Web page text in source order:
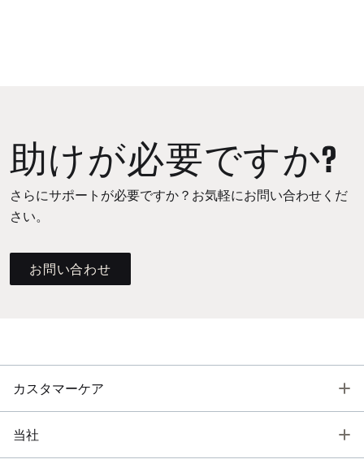
助けが必要ですか?
さらにサポートが必要ですか？お気軽にお問い合わせくだ
さい。
お問い合わせ
カスタマーケア
当社